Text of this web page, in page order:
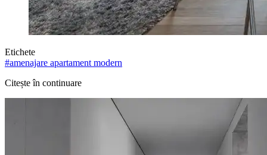
Etichete
#amenajare apartament modern
Citește în continuare